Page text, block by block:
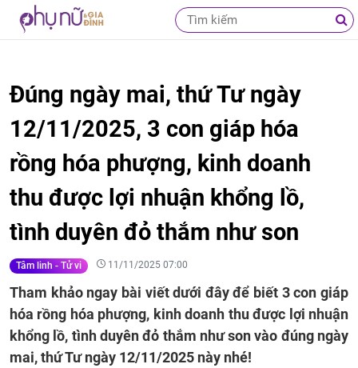
Đúng ngày mai, thứ Tư ngày
12/11/2025, 3 con giáp hóa
rồng hóa phượng, kinh doanh
thu được lợi nhuận khổng lồ,
tình duyên đỏ thắm như son
Tâm linh - Tử vi 11/11/2025 07:00
Tham khảo ngay bài viết dưới đây để biết 3 con giáp
hóa rồng hóa phượng, kinh doanh thu được lợi nhuận
khổng lồ, tình duyên đỏ thắm như son vào đúng ngày
mai, thứ Tư ngày 12/11/2025 này nhé!